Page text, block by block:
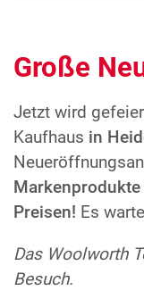
Große
Jetzt wird
Kaufhaus in
Preisen! Es
Das Woolworth
Besuch.